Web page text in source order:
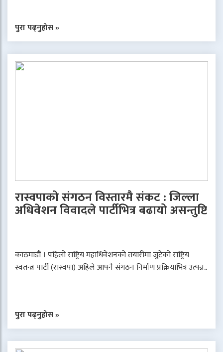
पुरा पढ्नुहोस »
रास्वपाको संगठन विस्तारमै संकट : जिल्ला
अधिवेशन विवादले पार्टीभित्र बढायो असन्तुष्टि
काठमाडौं । पहिलो राष्ट्रिय महाधिवेशनको तयारीमा जुटेको राष्ट्रिय
स्वतन्त्र पार्टी (रास्वपा) अहिले आफ्नै संगठन निर्माण प्रक्रियाभित्र उत्पन्न..
पुरा पढ्नुहोस »